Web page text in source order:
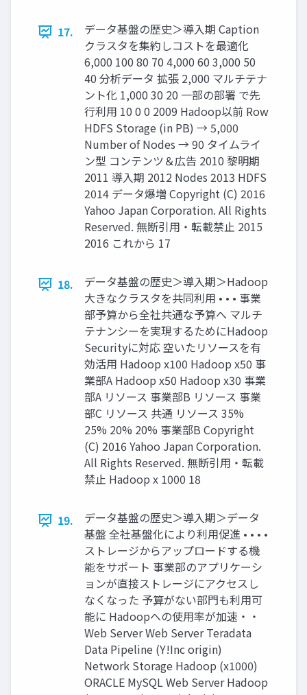
17.
データ基盤の歴史＞導入期 Caption
クラスタを集約しコストを最適化
6,000 100 80 70 4,000 60 3,000 50
40 分析データ 拡張 2,000 マルチテナ
ント化 1,000 30 20 一部の部署 で先
行利用 10 0 0 2009 Hadoop以前 Row
HDFS Storage (in PB) → 5,000
Number of Nodes → 90 タイムライ
ン型 コンテンツ＆広告 2010 黎明期
2011 導入期 2012 Nodes 2013 HDFS
2014 データ爆増 Copyright (C) 2016
Yahoo Japan Corporation. All Rights
Reserved. 無断引用・転載禁止 2015
2016 これから 17
18.
データ基盤の歴史＞導入期＞Hadoop
大きなクラスタを共同利用 • • • 事業
部予算から全社共通な予算へ マルチ
テナンシーを実現するためにHadoop
Securityに対応 空いたリソースを有
効活用 Hadoop x100 Hadoop x50 事
業部A Hadoop x50 Hadoop x30 事業
部A リソース 事業部B リソース 事業
部C リソース 共通 リソース 35%
25% 20% 20% 事業部B Copyright
(C) 2016 Yahoo Japan Corporation.
All Rights Reserved. 無断引用・転載
禁止 Hadoop x 1000 18
19.
データ基盤の歴史＞導入期＞データ
基盤 全社基盤化により利用促進 • • • •
ストレージからアップロードする機
能をサポート 事業部のアプリケーシ
ョンが直接ストレージにアクセスし
なくなった 予算がない部門も利用可
能に Hadoopへの使用率が加速・・
Web Server Web Server Teradata
Data Pipeline (Y!Inc origin)
Network Storage Hadoop (x1000)
ORACLE MySQL Web Server Hadoop